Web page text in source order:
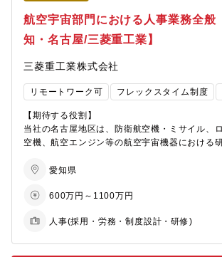
Things）、次世代通信など、新たなテクノロジ
増加し、これらを支える光半導体やフォトニク
ンの果たすべき役割も大きくなることが想定され
このような状況の中で、デクセリアルズフォト
クス領域での事業の成長をリードしており、前
コンダクターが培ってきた光半導体技術と、当
と電気をコントロールする技術を掛け合わせる
かったフォトニクス・ソリューションを生み出
決に資することを存在意義と位置付け、果敢に
▼採用業務
└ダイレクトリクルーティングの実施や転職エ
求人票のヒアリングや作成、面接日程の調整業
理、採用プロセスのデータ分析等
理）
▼キャリア開発支援業務
└社内にいるICT人材とのキャリア面談・サポー
▼エンゲージメント業務
└部内活性に繋がる施策の企画
・日常は在宅勤務。業務の必要に応じて大崎本
航空宇宙部門における人事業務全般
知・名古屋/三菱重工業】
三菱重工業株式会社
リモートワーク可 フレックスタイム制度
【期待する役割】
当社の名古屋地区は、防衛航空機・ミサイル、
空機、航空エンジン等の航空宇宙機器における
国際情勢変化や防衛予算増額により、特に防衛
それに伴い、名古屋地区事業部門の戦略パート
集を行います。
愛知県
600万円～1100万円
人事(採用・労務・制度設計・研修)